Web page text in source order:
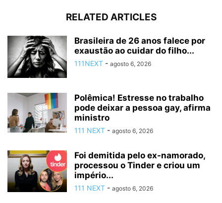
RELATED ARTICLES
Brasileira de 26 anos falece por
exaustão ao cuidar do filho...
111NEXT - agosto 6, 2026
Polêmica! Estresse no trabalho
pode deixar a pessoa gay, afirma
ministro
111 NEXT - agosto 6, 2026
Foi demitida pelo ex-namorado,
processou o Tinder e criou um
império...
111 NEXT - agosto 6, 2026